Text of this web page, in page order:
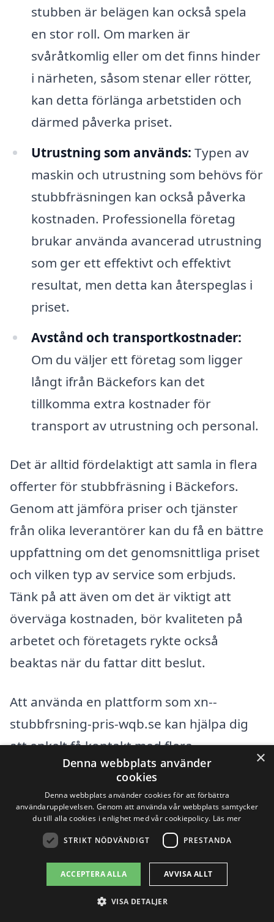
stubben är belägen kan också spela
en stor roll. Om marken är
svåråtkomlig eller om det finns hinder
i närheten, såsom stenar eller rötter,
kan detta förlänga arbetstiden och
därmed påverka priset.
Utrustning som används: Typen av
maskin och utrustning som behövs för
stubbfräsningen kan också påverka
kostnaden. Professionella företag
brukar använda avancerad utrustning
som ger ett effektivt och effektivt
resultat, men detta kan återspeglas i
priset.
Avstånd och transportkostnader:
Om du väljer ett företag som ligger
långt ifrån Bäckefors kan det
tillkomma extra kostnader för
transport av utrustning och personal.
Det är alltid fördelaktigt att samla in flera
offerter för stubbfräsning i Bäckefors.
Genom att jämföra priser och tjänster
från olika leverantörer kan du få en bättre
uppfattning om det genomsnittliga priset
och vilken typ av service som erbjuds.
Tänk på att även om det är viktigt att
överväga kostnaden, bör kvaliteten på
arbetet och företagets rykte också
beaktas när du fattar ditt beslut.
Att använda en plattform som xn--
stubbfrsning-pris-wqb.se kan hjälpa dig
att enkelt få kontakt med flera
professionella företag inom
stubbfräsning i Bäckefors och därmed
underlätta din beslutsprocess. Genom att
få flera förslag kan du tryggt välja det
ekonomiskt och kvalitetsmässigt.
×
Denna webbplats använder
cookies
Denna webbplats använder cookies för att förbättra
användarupplevelsen. Genom att använda vår webbplats samtycker
du till alla cookies i enlighet med vår cookiepolicy. Läs mer
STRIKT NÖDVÄNDIGT PRESTANDA
ACCEPTERA ALLA AVVISA ALLT
VISA DETALJER